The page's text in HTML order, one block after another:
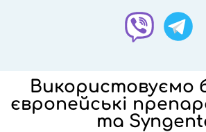
Використовуємо
європейські
та